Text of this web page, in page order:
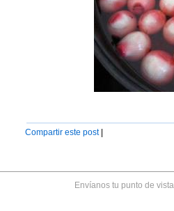
Compartir este post
Envíanos tu punto de